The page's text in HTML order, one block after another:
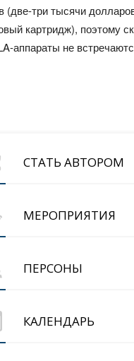
(две-три тысячи
картридж), поэтому
аппараты не
СТАТЬ АВТОРОМ
МЕРОПРИЯТИЯ
ПЕРСОНЫ
КАЛЕНДАРЬ